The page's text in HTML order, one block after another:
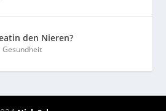
den Nieren?
Gesundheit